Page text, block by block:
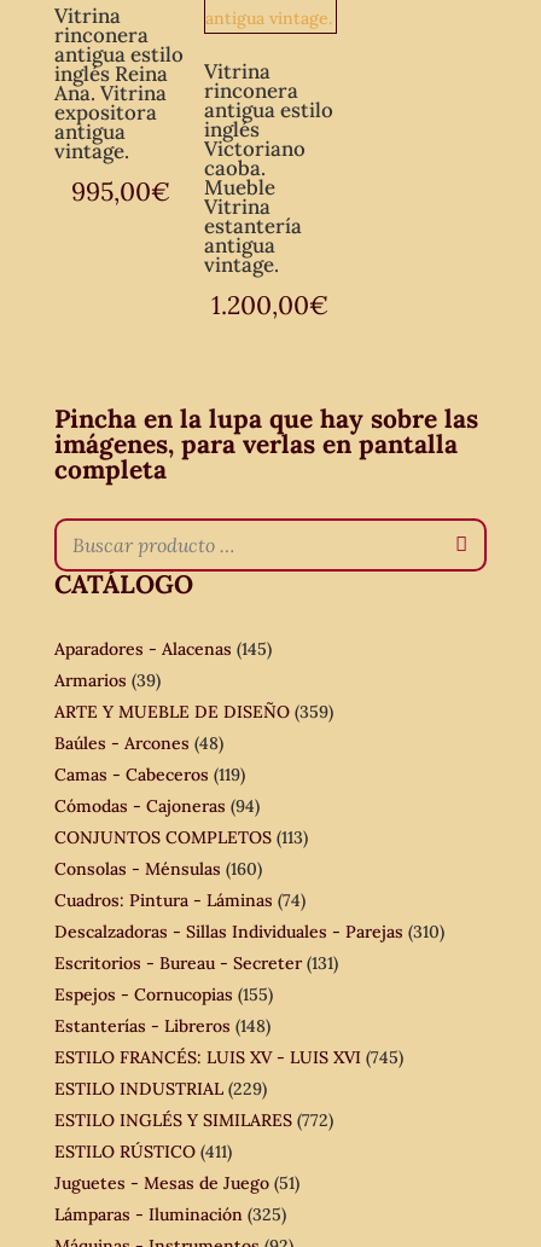
Vitrina
rinconera
antigua estilo
inglés Reina
Ana. Vitrina
expositora
antigua
vintage.
995,00€
Vitrina
rinconera
antigua estilo
inglés
Victoriano
caoba.
Mueble
Vitrina
estantería
antigua
vintage.
1.200,00€
Pincha en la lupa que hay sobre las
imágenes, para verlas en pantalla
completa
CATÁLOGO
Aparadores - Alacenas (145)
Armarios (39)
ARTE Y MUEBLE DE DISEÑO (359)
Baúles - Arcones (48)
Camas - Cabeceros (119)
Cómodas - Cajoneras (94)
CONJUNTOS COMPLETOS (113)
Consolas - Ménsulas (160)
Cuadros: Pintura - Láminas (74)
Descalzadoras - Sillas Individuales - Parejas (310)
Escritorios - Bureau - Secreter (131)
Espejos - Cornucopias (155)
Estanterías - Libreros (148)
ESTILO FRANCÉS: LUIS XV - LUIS XVI (745)
ESTILO INDUSTRIAL (229)
ESTILO INGLÉS Y SIMILARES (772)
ESTILO RÚSTICO (411)
Juguetes - Mesas de Juego (51)
Lámparas - Iluminación (325)